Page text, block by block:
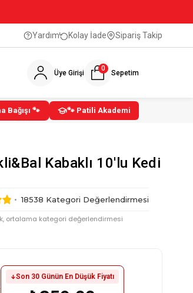
Yardım Kolay İade Sipariş Takip
Üye Girişi Sepetim
0
Bağışı 🐾 🐾 Patili Akademi
Kabaklı 10'lu Kedi
18538 Kategori Değerlendirmesi
ortalama kategori değerlendirmesi
Son 30 Günün En Düşük Fiyatı